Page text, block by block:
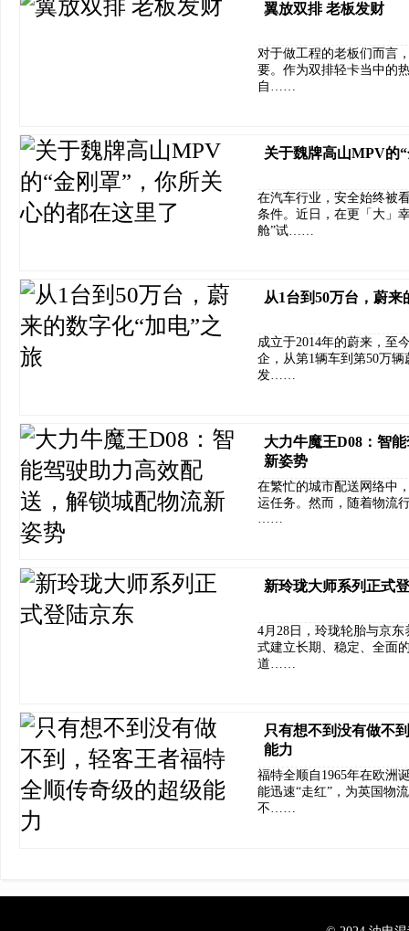
翼放双排 老板发财
对于做工程的老板们而言
要。作为双排轻卡当中的
自……
关于魏牌高山MPV的
在汽车行业，安全始终被
条件。近日，在更「大」
舱”试……
从1台到50万台，蔚
成立于2014年的蔚来，至
企，从第1辆车到第50万
发……
大力牛魔王D08：智
新姿势
在繁忙的城市配送网络中
运任务。然而，随着物流
……
新玲珑大师系列正式
4月28日，玲珑轮胎与京
式建立长期、稳定、全面
道……
只有想不到没有做不
能力
福特全顺自1965年在欧洲
能迅速“走红”，为英国物
不……